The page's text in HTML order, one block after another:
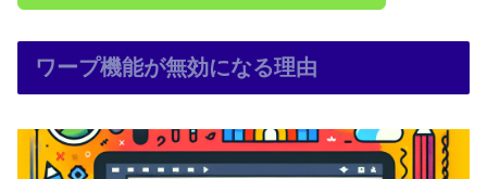
ワープ機能が無効になる理由